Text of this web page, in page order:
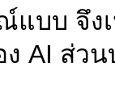
แบบ จึง
AI ส่ว